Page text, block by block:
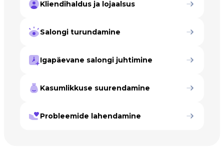
Kliendihaldus ja lojaalsus
Salongi turundamine
Igapäevane salongi juhtimine
Kasumlikkuse suurendamine
Probleemide lahendamine